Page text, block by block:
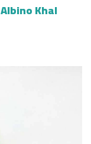
Khal